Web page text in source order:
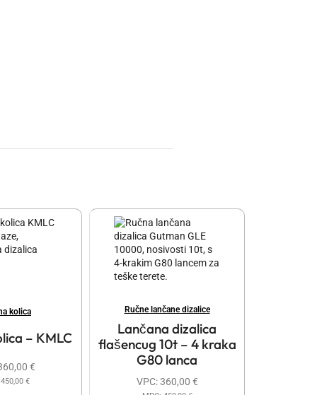
kolica
– KMLC
€
450,00 €
Ručne lančane dizalice
Lančana dizalica
flašencug 10t – 4 kraka
G80 lanca
VPC:360,00 €